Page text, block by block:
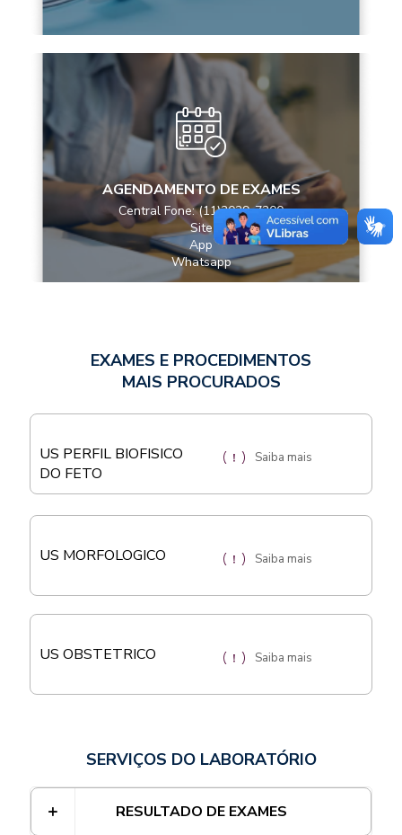
AGENDAMENTO DE EXAMES
Central Fone: (11)2029-7200
Site
App
Whatsapp
EXAMES E PROCEDIMENTOS
MAIS PROCURADOS
US PERFIL BIOFISICO
DO FETO
Saiba mais
US MORFOLOGICO Saiba mais
US OBSTETRICO Saiba mais
SERVIÇOS DO LABORATÓRIO
RESULTADO DE EXAMES